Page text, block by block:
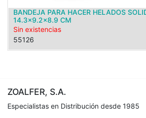
BANDEJA PARA HACER HELADOS
14.3x9.2x8.9 CM
Sin existencias
55126
ZOALFER, S.A.
Especialistas en Distribución desde 1985